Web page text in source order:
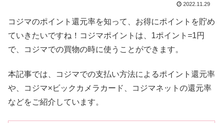
2022.11.29
コジマのポイント還元率を知って、お得にポイントを貯め
ていきたいですね！コジマポイントは、1ポイント=1円
で、コジマでの買物の時に使うことができます。
本記事では、コジマでの支払い方法によるポイント還元率
や、コジマ×ビックカメラカード、コジマネットの還元率
などをご紹介しています。